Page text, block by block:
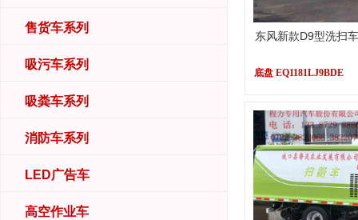
售货车系列
吸污车系列
吸粪车系列
消防车系列
LED广告车
高空作业车
东风新款D9型洗扫车
底盘 EQ1181LJ9BDE